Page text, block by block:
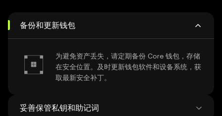
备份和更新钱包
为避免资产丢失，请定期备份 Core 钱包，存储
在安全位置。及时更新钱包软件和设备系统，获
取最新安全补丁。
妥善保管私钥和助记词